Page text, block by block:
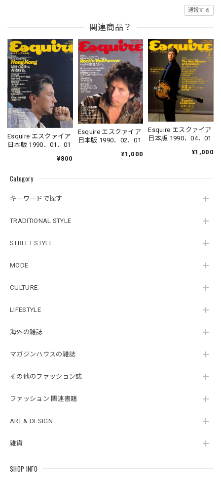
Category
キーワードで探す
TRADITIONAL STYLE
STREET STYLE
MODE
CULTURE
LIFESTYLE
海外の雑誌
マガジンハウスの雑誌
その他のファッション誌
ファッション 関連書籍
ART & DESIGN
雑貨
SHOP INFO
通報する
関連商品？
Esquire エスクァイア
日本版 1990．01．01
¥800
Esquire エスクァイア
日本版 1990．02．01
¥1,000
Esquire エスクァイア
日本版 1990．04．01
¥1,000